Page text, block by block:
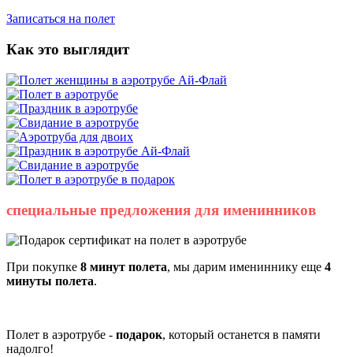
Записаться на полет
Как это выглядит
специальные предложения для именинников
При покупке 8 минут полета, мы дарим имениннику еще 4
минуты полета.
Полет в аэротрубе - подарок, который останется в памяти
надолго!